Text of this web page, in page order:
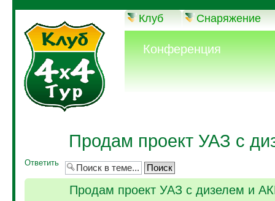
Клуб Снаряжение
Конференция
Продам проект УАЗ с
Ответить
Продам проект УАЗ с дизелем и